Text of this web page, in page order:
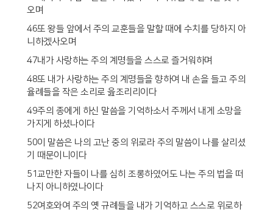
오며
46또 왕들 앞에서 주의 교훈들을 말할 때에 수치를 당하지 아
니하겠사오며
47내가 사랑하는 주의 계명들을 스스로 즐거워하며
48또 내가 사랑하는 주의 계명들을 향하여 내 손을 들고 주의
율례들을 작은 소리로 읊조리리이다
49주의 종에게 하신 말씀을 기억하소서 주께서 내게 소망을
가지게 하셨나이다
50이 말씀은 나의 고난 중의 위로라 주의 말씀이 나를 살리셨
기 때문이니이다
51교만한 자들이 나를 심히 조롱하였어도 나는 주의 법을 떠
나지 아니하였나이다
52여호와여 주의 옛 규례들을 내가 기억하고 스스로 위로하